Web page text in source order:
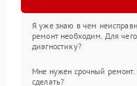
Я уже знаю в чем
ремонт необходим. Для
диагностику?
Мне нужен срочный
сделать?